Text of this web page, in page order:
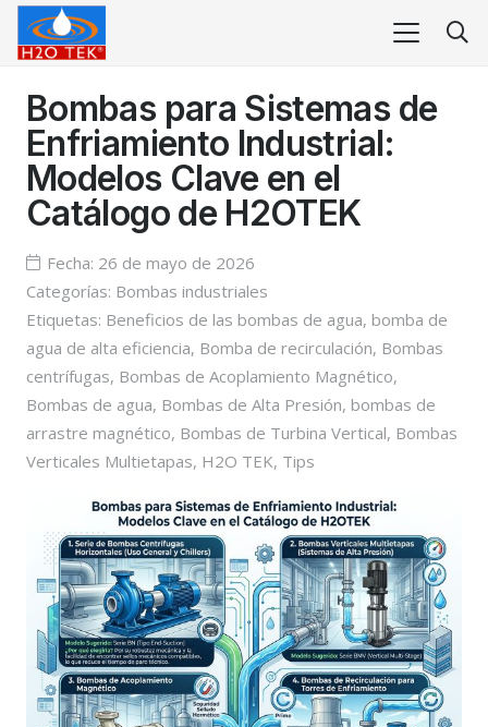
Bombas para Sistemas de
Enfriamiento Industrial:
Modelos Clave en el
Catálogo de H2OTEK
Fecha: 26 de mayo de 2026
Categorías: Bombas industriales
Etiquetas: Beneficios de las bombas de agua, bomba de
agua de alta eficiencia, Bomba de recirculación, Bombas
centrífugas, Bombas de Acoplamiento Magnético,
Bombas de agua, Bombas de Alta Presión, bombas de
arrastre magnético, Bombas de Turbina Vertical, Bombas
Verticales Multietapas, H2O TEK, Tips